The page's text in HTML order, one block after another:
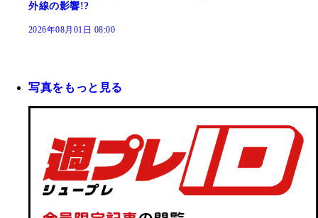
外線の影響!?
2026年08月01日 08:00
写真をもっと見る